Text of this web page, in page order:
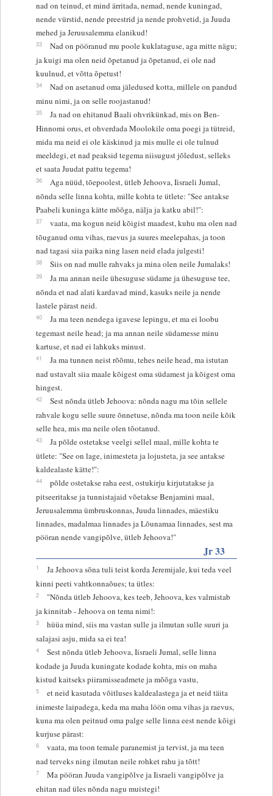
nad on teinud, et mind ärritada, nemad, nende kuningad,
nende vürstid, nende preestrid ja nende prohvetid, ja Juuda
mehed ja Jeruusalemma elanikud!
33
Nad on pööranud mu poole kuklataguse, aga mitte nägu;
ja kuigi ma olen neid õpetanud ja õpetanud, ei ole nad
kuulnud, et võtta õpetust!
34
Nad on asetanud oma jäledused kotta, millele on pandud
minu nimi, ja on selle roojastanud!
35
Ja nad on ehitanud Baali ohvrikünkad, mis on Ben-
Hinnomi orus, et ohverdada Moolokile oma poegi ja tütreid,
mida ma neid ei ole käskinud ja mis mulle ei ole tulnud
meeldegi, et nad peaksid tegema niisugust jõledust, selleks
et saata Juudat pattu tegema!
36
Aga nüüd, tõepoolest, ütleb Jehoova, Iisraeli Jumal,
nõnda selle linna kohta, mille kohta te ütlete: "See antakse
Paabeli kuninga kätte mõõga, nälja ja katku abil!":
37
vaata, ma kogun neid kõigist maadest, kuhu ma olen nad
tõuganud oma vihas, raevus ja suures meelepahas, ja toon
nad tagasi siia paika ning lasen neid elada julgesti!
38 Siis on nad mulle rahvaks ja mina olen neile Jumalaks!
39
Ja ma annan neile ühesuguse südame ja ühesuguse tee,
nõnda et nad alati kardavad mind, kasuks neile ja nende
lastele pärast neid.
40
Ja ma teen nendega igavese lepingu, et ma ei loobu
tegemast neile head; ja ma annan neile südamesse minu
kartuse, et nad ei lahkuks minust.
41
Ja ma tunnen neist rõõmu, tehes neile head, ma istutan
nad ustavalt siia maale kõigest oma südamest ja kõigest oma
hingest.
42
Sest nõnda ütleb Jehoova: nõnda nagu ma tõin sellele
rahvale kogu selle suure õnnetuse, nõnda ma toon neile kõik
selle hea, mis ma neile olen tõotanud.
43
Ja põlde ostetakse veelgi sellel maal, mille kohta te
ütlete: "See on lage, inimesteta ja lojusteta, ja see antakse
kaldealaste kätte!":
44
põlde ostetakse raha eest, ostukirju kirjutatakse ja
pitseeritakse ja tunnistajaid võetakse Benjamini maal,
Jeruusalemma ümbruskonnas, Juuda linnades, mäestiku
linnades, madalmaa linnades ja Lõunamaa linnades, sest ma
pööran nende vangipõlve, ütleb Jehoova!"
Jr 33
1
Ja Jehoova sõna tuli teist korda Jeremijale, kui teda veel
kinni peeti vahtkonnaõues; ta ütles:
2
"Nõnda ütleb Jehoova, kes teeb, Jehoova, kes valmistab
ja kinnitab - Jehoova on tema nimi!:
3
hüüa mind, siis ma vastan sulle ja ilmutan sulle suuri ja
salajasi asju, mida sa ei tea!
4
Sest nõnda ütleb Jehoova, Iisraeli Jumal, selle linna
kodade ja Juuda kuningate kodade kohta, mis on maha
kistud kaitseks piiramisseadmete ja mõõga vastu,
5
et neid kasutada võitluses kaldealastega ja et neid täita
inimeste laipadega, keda ma maha löön oma vihas ja raevus,
kuna ma olen peitnud oma palge selle linna eest nende kõigi
kurjuse pärast:
6
vaata, ma toon temale paranemist ja tervist, ja ma teen
nad terveks ning ilmutan neile rohket rahu ja tõtt!
7
Ma pööran Juuda vangipõlve ja Iisraeli vangipõlve ja
ehitan nad üles nõnda nagu muistegi!